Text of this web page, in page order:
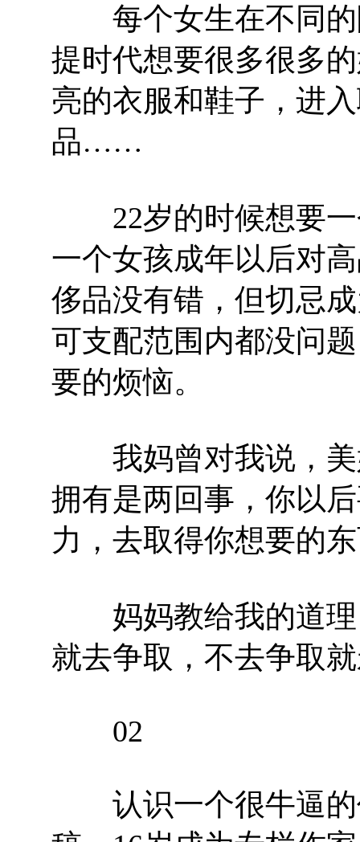
每个女生在不同的
提时代想要很多很多
亮的衣服和鞋子，进
品……
22岁的时候想要一
一个女孩成年以后对
侈品没有错，但切忌
可支配范围内都没问
要的烦恼。
我妈曾对我说，美
拥有是两回事，你以
力，去取得你想要的
妈妈教给我的道理
就去争取，不去争取
02
认识一个很牛逼的